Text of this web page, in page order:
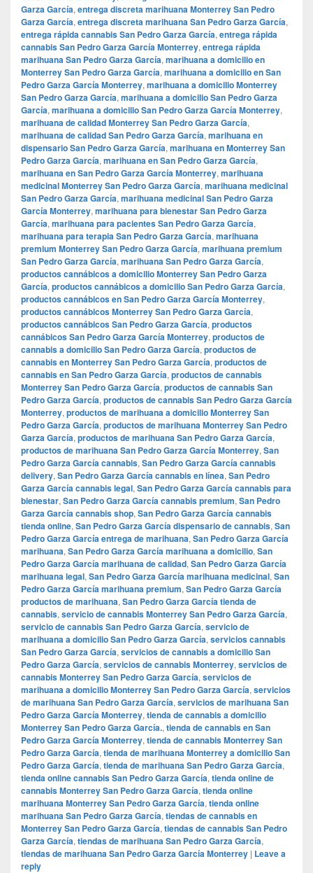
Garza García, entrega discreta marihuana Monterrey San Pedro
Garza García, entrega discreta marihuana San Pedro Garza García,
entrega rápida cannabis San Pedro Garza García, entrega rápida
cannabis San Pedro Garza García Monterrey, entrega rápida
marihuana San Pedro Garza García, marihuana a domicilio en
Monterrey San Pedro Garza García, marihuana a domicilio en San
Pedro Garza García Monterrey, marihuana a domicilio Monterrey
San Pedro Garza García, marihuana a domicilio San Pedro Garza
García, marihuana a domicilio San Pedro Garza García Monterrey,
marihuana de calidad Monterrey San Pedro Garza García,
marihuana de calidad San Pedro Garza García, marihuana en
dispensario San Pedro Garza García, marihuana en Monterrey San
Pedro Garza García, marihuana en San Pedro Garza García,
marihuana en San Pedro Garza García Monterrey, marihuana
medicinal Monterrey San Pedro Garza García, marihuana medicinal
San Pedro Garza García, marihuana medicinal San Pedro Garza
García Monterrey, marihuana para bienestar San Pedro Garza
García, marihuana para pacientes San Pedro Garza García,
marihuana para terapia San Pedro Garza García, marihuana
premium Monterrey San Pedro Garza García, marihuana premium
San Pedro Garza García, marihuana San Pedro Garza García,
productos cannábicos a domicilio Monterrey San Pedro Garza
García, productos cannábicos a domicilio San Pedro Garza García,
productos cannábicos en San Pedro Garza García Monterrey,
productos cannábicos Monterrey San Pedro Garza García,
productos cannábicos San Pedro Garza García, productos
cannábicos San Pedro Garza García Monterrey, productos de
cannabis a domicilio San Pedro Garza García, productos de
cannabis en Monterrey San Pedro Garza García, productos de
cannabis en San Pedro Garza García, productos de cannabis
Monterrey San Pedro Garza García, productos de cannabis San
Pedro Garza García, productos de cannabis San Pedro Garza García
Monterrey, productos de marihuana a domicilio Monterrey San
Pedro Garza García, productos de marihuana Monterrey San Pedro
Garza García, productos de marihuana San Pedro Garza García,
productos de marihuana San Pedro Garza García Monterrey, San
Pedro Garza García cannabis, San Pedro Garza García cannabis
delivery, San Pedro Garza García cannabis en línea, San Pedro
Garza García cannabis legal, San Pedro Garza García cannabis para
bienestar, San Pedro Garza García cannabis premium, San Pedro
Garza García cannabis shop, San Pedro Garza García cannabis
tienda online, San Pedro Garza García dispensario de cannabis, San
Pedro Garza García entrega de marihuana, San Pedro Garza García
marihuana, San Pedro Garza García marihuana a domicilio, San
Pedro Garza García marihuana de calidad, San Pedro Garza García
marihuana legal, San Pedro Garza García marihuana medicinal, San
Pedro Garza García marihuana premium, San Pedro Garza García
productos de marihuana, San Pedro Garza García tienda de
cannabis, servicio de cannabis Monterrey San Pedro Garza García,
servicio de cannabis San Pedro Garza García, servicio de
marihuana a domicilio San Pedro Garza García, servicios cannabis
San Pedro Garza García, servicios de cannabis a domicilio San
Pedro Garza García, servicios de cannabis Monterrey, servicios de
cannabis Monterrey San Pedro Garza García, servicios de
marihuana a domicilio Monterrey San Pedro Garza García, servicios
de marihuana San Pedro Garza García, servicios de marihuana San
Pedro Garza García Monterrey, tienda de cannabis a domicilio
Monterrey San Pedro Garza García., tienda de cannabis en San
Pedro Garza García Monterrey, tienda de cannabis Monterrey San
Pedro Garza García, tienda de marihuana Monterrey a domicilio San
Pedro Garza García, tienda de marihuana San Pedro Garza García,
tienda online cannabis San Pedro Garza García, tienda online de
cannabis Monterrey San Pedro Garza García, tienda online
marihuana Monterrey San Pedro Garza García, tienda online
marihuana San Pedro Garza García, tiendas de cannabis en
Monterrey San Pedro Garza García, tiendas de cannabis San Pedro
Garza García, tiendas de marihuana San Pedro Garza García,
tiendas de marihuana San Pedro Garza García Monterrey | Leave a
reply